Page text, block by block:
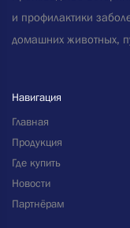
и профилактики
домашних животных,
Навигация
Главная
Продукция
Где купить
Новости
Партнёрам